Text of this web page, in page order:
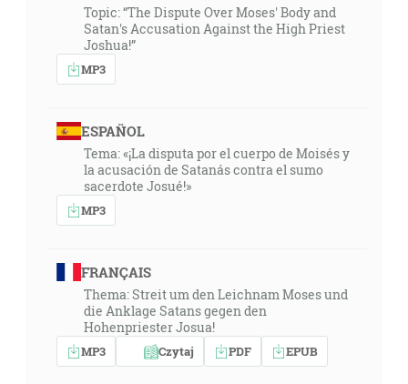
Topic: “The Dispute Over Moses' Body and
Satan's Accusation Against the High Priest
Joshua!”
MP3
ESPAÑOL
Tema: «¡La disputa por el cuerpo de Moisés y
la acusación de Satanás contra el sumo
sacerdote Josué!»
MP3
FRANÇAIS
Thema: Streit um den Leichnam Moses und
die Anklage Satans gegen den
Hohenpriester Josua!
MP3 Czytaj PDF EPUB